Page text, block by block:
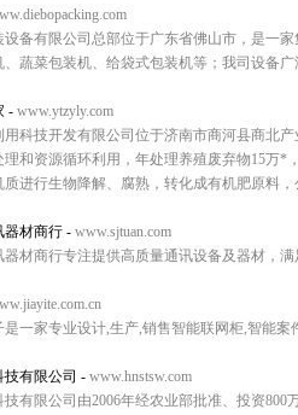
设备有限公司总部位于广东省佛山市，是一
、蔬菜包装机、给袋式包装机等；我司设备
- www.ytzyly.com
用科技开发有限公司位于济南市商河县商北
理和资源循环利用，年处理养殖废弃物15万
质进行生物降解、腐熟，转化成有机肥原料
器材商行 - www.sjtuan.com
器材商行专注提供高质量通讯设备及器材，
一家专业设计,生产,销售智能联网柜,智能
有限公司 - www.hnstsw.com
有限公司由2006年经农业部批准、投资